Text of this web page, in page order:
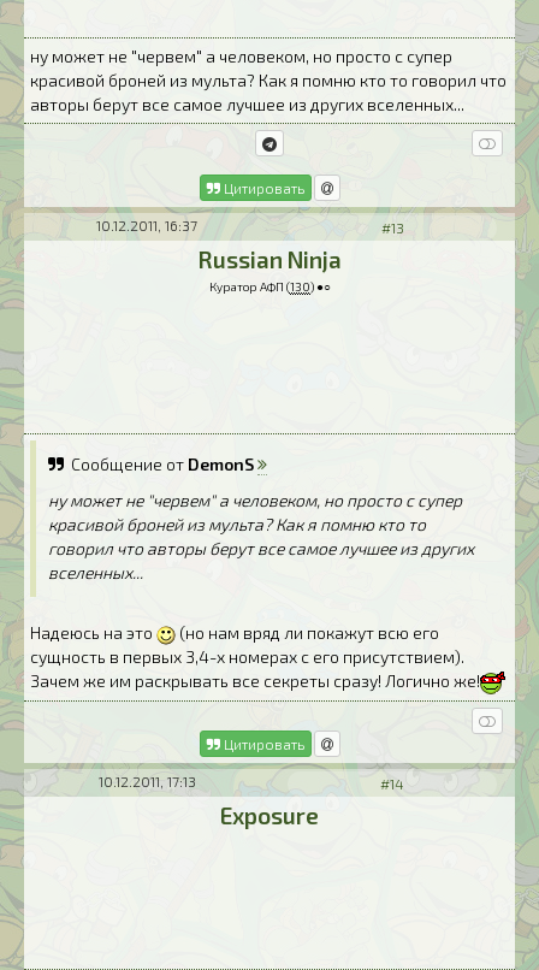
ну может не "червем" а человеком, но просто с супер
красивой броней из мульта? Как я помню кто то говорил что
авторы берут все самое лучшее из других вселенных...
Цитировать
10.12.2011, 16:37 #13
Russian Ninja
Куратор АФП (130) ●○
Сообщение от DemonS
ну может не "червем" а человеком, но просто с супер
красивой броней из мульта? Как я помню кто то
говорил что авторы берут все самое лучшее из других
вселенных...
Надеюсь на это
(но нам вряд ли покажут всю его
сущность в первых 3,4-х номерах с его присутствием).
Зачем же им раскрывать все секреты сразу! Логично же!
Цитировать
10.12.2011, 17:13 #14
Exposure